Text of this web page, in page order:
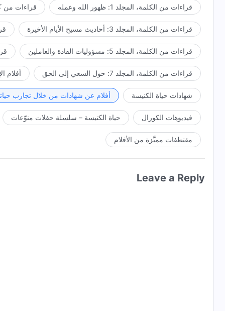
قراءات من الكلمة، المجلد 1: ظهور الله وعمله قراءات من
قراءات من الكلمة، المجلد 3: أحاديث مسيح الأيام الأخيرة
قراءات من الكلمة، المجلد 5: مسؤوليات القادة والعاملين
قراءات من الكلمة، المجلد 7: حول السعي إلى الحق أفلام
شهادات حياة الكنيسة أفلام عن شهادات من خلال تجارب
فيديوهات الكورال حياة الكنيسة – سلسلة حفلات منوّعات
مقتطفات مميَّزة من الأفلام
Leave a Reply